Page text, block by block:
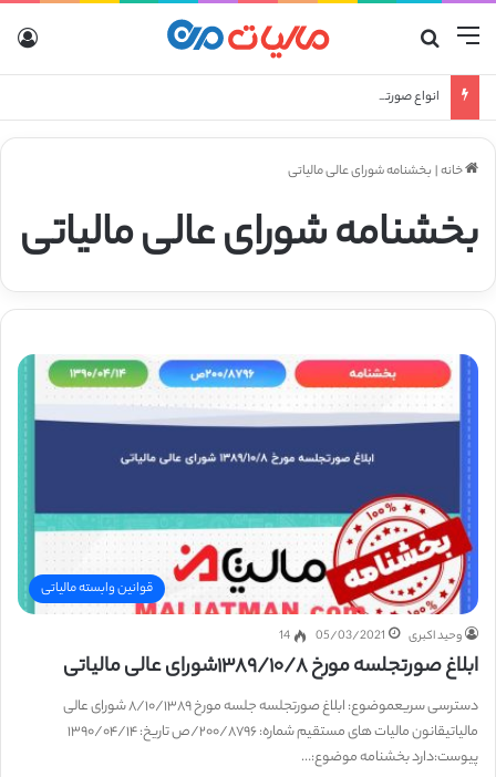
منو
انواع صورتحساب الکترونیکی
خانه| بخشنامه شورای عالی مالیاتی
بخشنامه شورای عالی مالیاتی
قوانین وابسته مالیاتی
وحید اکبری 05/03/2021
14
ابلاغ صورتجلسه مورخ ۱۳۸۹/۱۰/۸شورای عالی مالیاتی
دسترسی سریعموضوع: ابلاغ صورتجلسه جلسه مورخ ۸/۱۰/۱۳۸۹ شورای عالی
مالیاتیقانون مالیات های مستقیم شماره: ۲۰۰/۸۷۹۶/ص تاریخ: ۱۳۹۰/۰۴/۱۴
پیوست:دارد بخشنامه موضوع:…